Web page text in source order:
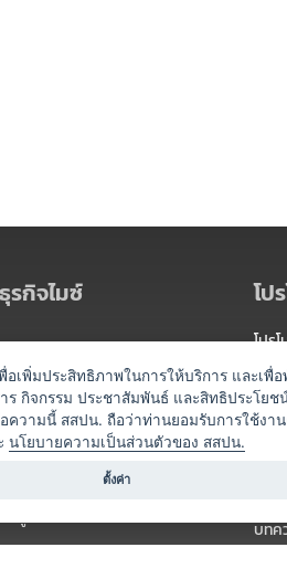
รกิจไมซ์
น
ำเที่ยว
บผู้จัดงาน
โป
โปร
แพ็ก
แคม
บทค
อเพิ่มประสิทธิภาพในการให้บริการ และเ
ร กิจกรรม ประชาสัมพันธ์ และสิทธิประโย
วามนี้ สสปน. ถือว่าท่านยอมรับการใช้งา
นโยบายความเป็นส่วนตัวของ สสปน.
ตั้งค่า